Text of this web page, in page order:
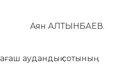
сотының